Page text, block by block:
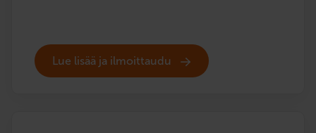
Lue lisää ja ilmoittaudu